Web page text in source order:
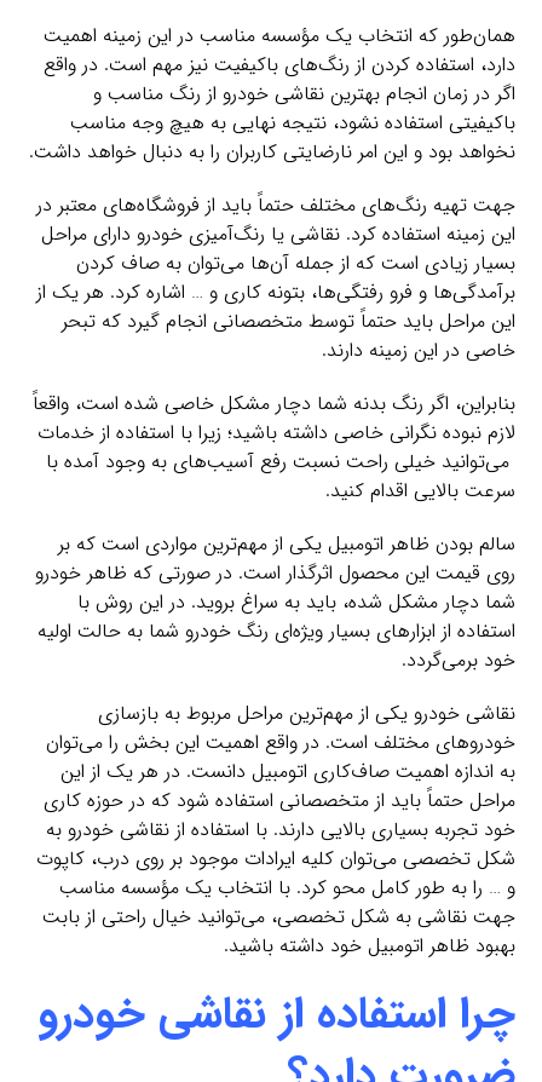
همان‌طور که انتخاب یک مؤسسه مناسب در این زمینه اهمیت
دارد، استفاده کردن از رنگ‌های باکیفیت نیز مهم است. در واقع
اگر در زمان انجام بهترین نقاشی خودرو از رنگ مناسب و
باکیفیتی استفاده نشود، نتیجه نهایی به هیچ وجه مناسب
نخواهد بود و این امر نارضایتی کاربران را به دنبال خواهد داشت.
جهت تهیه رنگ‌های مختلف حتماً‌ باید از فروشگاه‌های معتبر در
این زمینه استفاده کرد. نقاشی یا رنگ‌آمیزی خودرو دارای مراحل
بسیار زیادی است که از جمله آن‌ها می‌‌توان به صاف کردن
برآمدگی‌ها و فرو رفتگی‌ها، بتونه کاری و … اشاره کرد. هر یک از
این مراحل باید حتماً‌ توسط متخصصانی انجام گیرد که تبحر
خاصی در این زمینه دارند.
بنابراین،‌ اگر رنگ بدنه شما دچار مشکل خاصی شده است، واقعاً
لازم نبوده نگرانی خاصی داشته باشید؛ زیرا با استفاده از خدمات
می‌توانید خیلی راحت نسبت رفع آسیب‌های به وجود آمده با
سرعت بالایی اقدام کنید.
سالم بودن ظاهر اتومبیل یکی از مهم‌ترین مواردی است که بر
روی قیمت این محصول اثرگذار است. در صورتی که ظاهر خودرو
شما دچار مشکل شده، باید به سراغ بروید. در این روش با
استفاده از ابزارهای بسیار ویژه‌ای رنگ خودرو شما به حالت اولیه
خود برمی‌گردد.
نقاشی خودرو یکی از مهم‌ترین مراحل مربوط به بازسازی
خودروهای مختلف است. در واقع اهمیت این بخش را می‌‌توان
به اندازه اهمیت صاف‌کاری اتومبیل دانست. در هر یک از این
مراحل حتماً باید از متخصصانی استفاده شود که در حوزه کاری
خود تجربه بسیاری بالایی دارند. با استفاده از نقاشی خودرو به
شکل تخصصی می‌توان کلیه ایرادات موجود بر روی درب، کاپوت
و … را به طور کامل محو کرد. با انتخاب یک مؤسسه مناسب
جهت نقاشی به شکل تخصصی، می‌توانید خیال راحتی از بابت
بهبود ظاهر اتومبیل خود داشته باشید.
چرا استفاده از نقاشی خودرو